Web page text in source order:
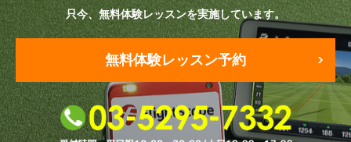
エゴスキューメソッド
レッスン内容
ゴルフが楽しみたい（初心者）
短期間での上達（初心者）
只今、無料体験レッスンを実施しています。
無料体験レッスン予約